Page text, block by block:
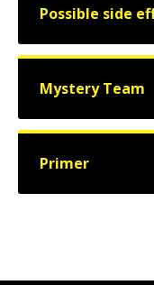
Possible side
Mystery Team
Primer